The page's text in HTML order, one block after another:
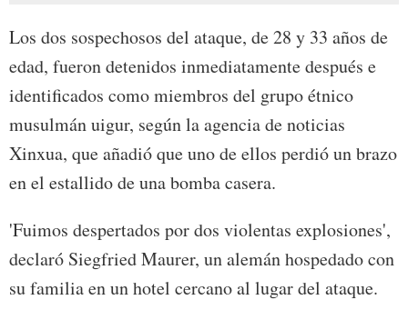
Los dos sospechosos del ataque, de 28 y 33 años de
edad, fueron detenidos inmediatamente después e
identificados como miembros del grupo étnico
musulmán uigur, según la agencia de noticias
Xinxua, que añadió que uno de ellos perdió un brazo
en el estallido de una bomba casera.
'Fuimos despertados por dos violentas explosiones',
declaró Siegfried Maurer, un alemán hospedado con
su familia en un hotel cercano al lugar del ataque.